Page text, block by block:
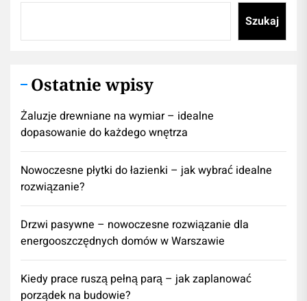
Szukaj
Ostatnie wpisy
Żaluzje drewniane na wymiar – idealne
dopasowanie do każdego wnętrza
Nowoczesne płytki do łazienki – jak wybrać idealne
rozwiązanie?
Drzwi pasywne – nowoczesne rozwiązanie dla
energooszczędnych domów w Warszawie
Kiedy prace ruszą pełną parą – jak zaplanować
porządek na budowie?